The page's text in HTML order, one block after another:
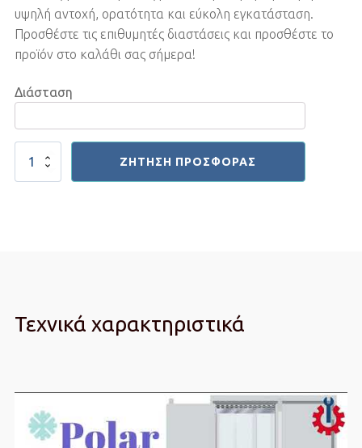
υψηλή αντοχή, ορατότητα και εύκολη εγκατάσταση.
Προσθέστε τις επιθυμητές διαστάσεις και προσθέστε το
προϊόν στο καλάθι σας σήμερα!
Διάσταση
Λωριδοκουρτίνες
ΖΉΤΗΣΗ ΠΡΟΣΦΟΡΆΣ
Τεχνικά χαρακτηριστικά